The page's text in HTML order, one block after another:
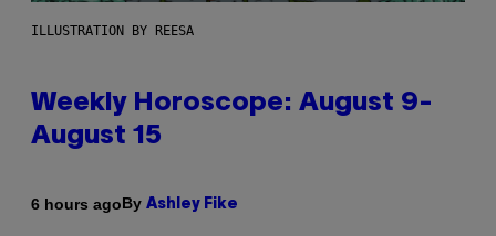
ILLUSTRATION BY REESA
Weekly Horoscope: August 9-
August 15
6 hours agoBy Ashley Fike